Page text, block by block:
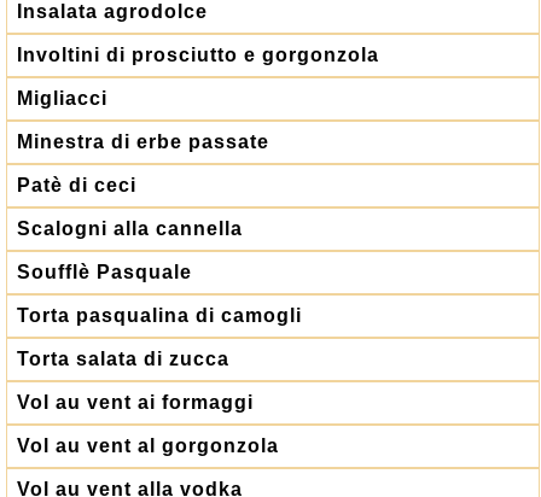
Insalata agrodolce
Involtini di prosciutto e gorgonzola
Migliacci
Minestra di erbe passate
Patè di ceci
Scalogni alla cannella
Soufflè Pasquale
Torta pasqualina di camogli
Torta salata di zucca
Vol au vent ai formaggi
Vol au vent al gorgonzola
Vol au vent alla vodka